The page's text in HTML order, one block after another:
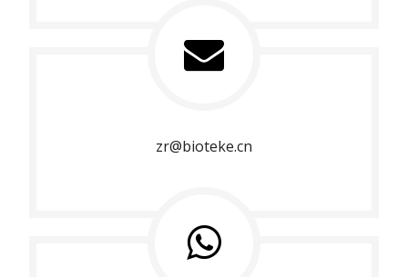
zr@bioteke.cn